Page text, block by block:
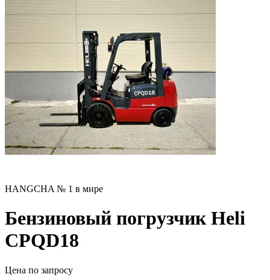
HANGCHA № 1 в мире
Бензиновый погрузчик Heli
CPQD18
Цена по запросу